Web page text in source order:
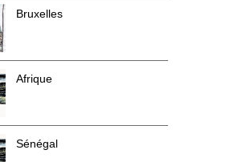
Bruxelles
Afrique
Sénégal